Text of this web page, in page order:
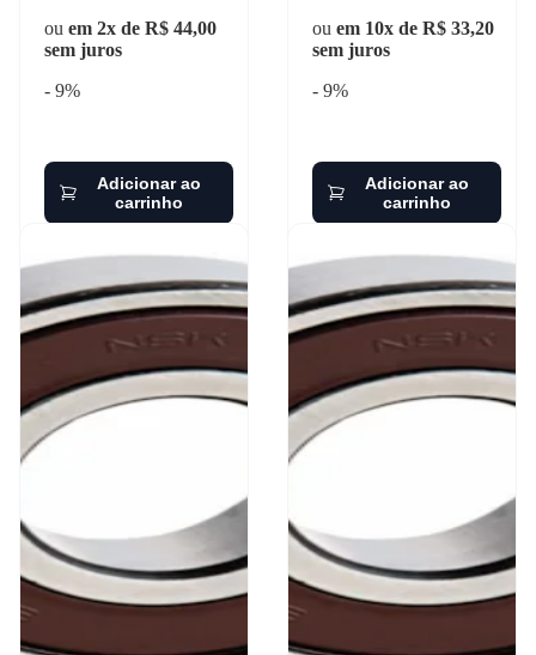
ou em 2x de R$ 44,00
sem juros
- 9%
Adicionar ao
carrinho
ou em 10x de R$ 33,20
sem juros
- 9%
Adicionar ao
carrinho